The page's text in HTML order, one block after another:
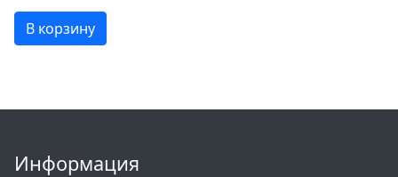
В корзину
Информация